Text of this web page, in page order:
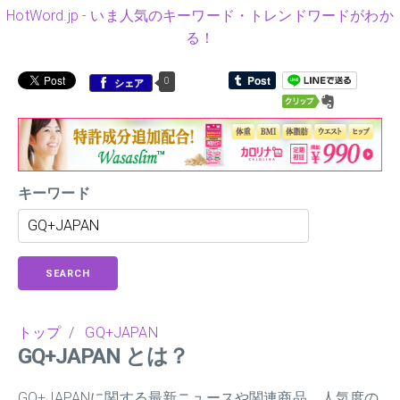
HotWord.jp - いま人気のキーワード・トレンドワードがわか
る！
シェア 0
キーワード
SEARCH
トップ/ GQ+JAPAN
GQ+JAPAN とは？